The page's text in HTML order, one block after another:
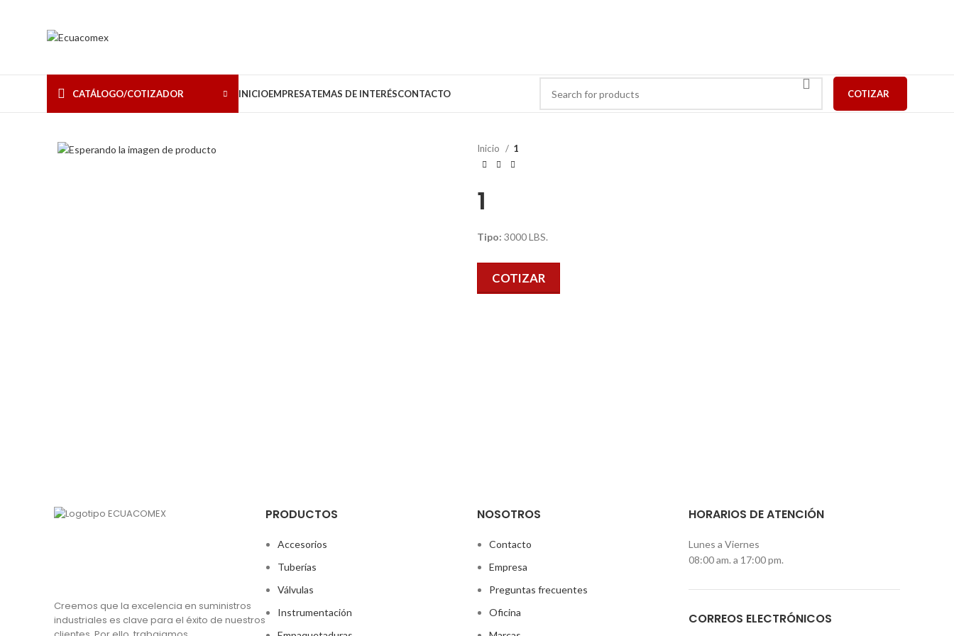
CATÁLOGO/COTIZADOR INICIOEMPRESATEMAS DE INTERÉSCONTACTO COTIZAR
Inicio 1
1
Tipo: 3000 LBS.
COTIZAR
Creemos que la excelencia en suministros
industriales es clave para el éxito de nuestros
PRODUCTOS
Accesorios
Tuberías
Válvulas
Instrumentación
NOSOTROS
Contacto
Empresa
Preguntas frecuentes
Oficina
HORARIOS DE ATENCIÓN
Lunes a Viernes
08:00 am. a 17:00 pm.
CORREOS ELECTRÓNICOS